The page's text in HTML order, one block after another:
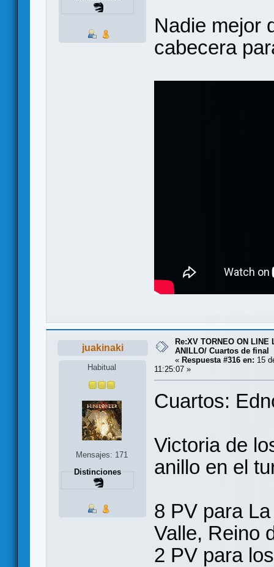
Nadie mejor
cabecera
juakinaki
Habitual
Mensajes: 171
Distinciones
Re:XV TORNEO ON LINE
ANILLO/ Cuartos de final
« Respuesta #316 en: 15
11:25:07 »
Cuartos:
Victoria de
anillo en el
8 PV para
Valle, Reino
2 PV para